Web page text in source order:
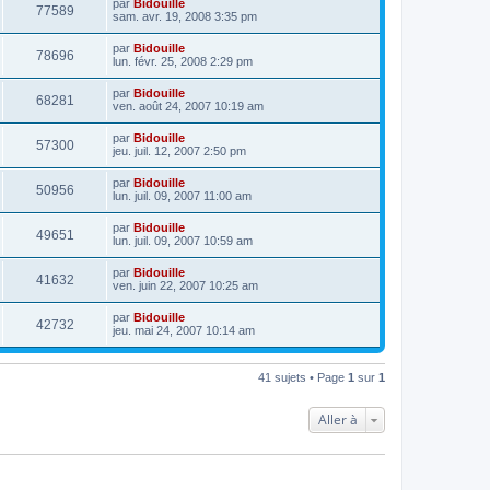
77589 par Bidouille
sam. avr. 19, 2008 3:35 pm
78696 par Bidouille
lun. févr. 25, 2008 2:29 pm
68281 par Bidouille
ven. août 24, 2007 10:19 am
57300 par Bidouille
jeu. juil. 12, 2007 2:50 pm
50956 par Bidouille
lun. juil. 09, 2007 11:00 am
49651 par Bidouille
lun. juil. 09, 2007 10:59 am
41632 par Bidouille
ven. juin 22, 2007 10:25 am
42732 par Bidouille
jeu. mai 24, 2007 10:14 am
41 sujets • Page 1 sur 1
Aller à